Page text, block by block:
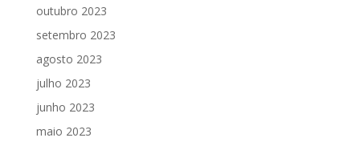
outubro 2023
setembro 2023
agosto 2023
julho 2023
junho 2023
maio 2023